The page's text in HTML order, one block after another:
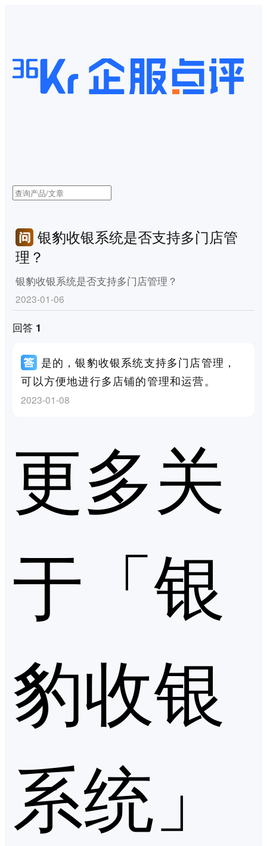
银豹收银系统是否支持多门店管
理？
银豹收银系统是否支持多门店管理？
2023-01-06
回答 1
是的，银豹收银系统支持多门店管理，
可以方便地进行多店铺的管理和运营。
2023-01-08
更多关
于「银
豹收银
系统」